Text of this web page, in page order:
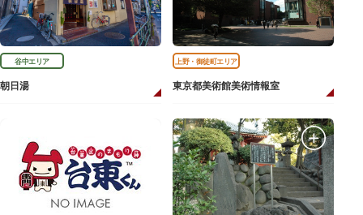
谷中エリア
朝日湯
上野・御徒町エリア
東京都美術館美術情報室